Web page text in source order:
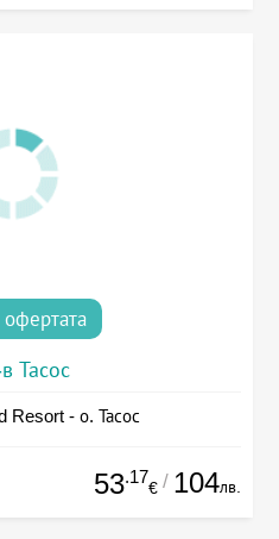
Тасос
Resort - о. Тасос
53.17
€ / 104лв.